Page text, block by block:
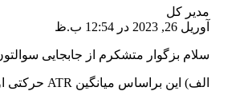
مدیر کل
آوریل 26, 2023 در 12:54 ب.ظ
سلام بزگوار متشکرم از جابجایی
الف) این براساس میانگین ATR حرکتی اون تایم فریم محاسبه میشه